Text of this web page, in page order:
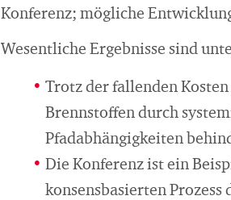
Konferenz; mögliche
Wesentliche Ergebnisse sind
Trotz der fallenden
Brennstoffen durch
Pfadabhängigkeiten
Die Konferenz ist ein
konsensbasierten